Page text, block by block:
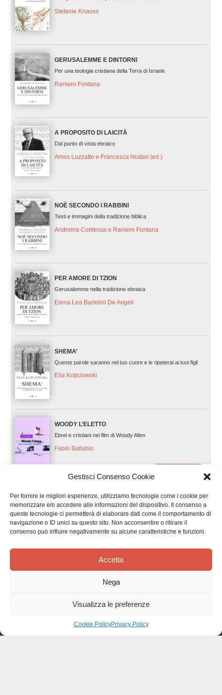
Gestisci Consenso Cookie
Per fornire le migliori esperienze, utilizziamo tecnologie come i cookie per
memorizzare e/o accedere alle informazioni del dispositivo. Il consenso a
queste tecnologie ci permetterà di elaborare dati come il comportamento di
navigazione o ID unici su questo sito. Non acconsentire o ritirare il
consenso può influire negativamente su alcune caratteristiche e funzioni.
Accetta
Nega
Visualizza le preferenze
Cookie PolicyPrivacy Policy
Stefanie Knauss
GERUSALEMME E DINTORNI
Per una teologia cristiana della Terra di Israele
Raniero Fontana
A PROPOSITO DI LAICITÀ
Dal punto di vista ebraico
Amos Luzzatto e Francesca Nodari (ed.)
NOÈ SECONDO I RABBINI
Testi e immagini della tradizione biblica
Andreina Contessa e Raniero Fontana
PER AMORE DI TZION
Gerusalemme nella tradizione ebraica
Elena Lea Bartolini De Angeli
SHEMA’
Queste parole saranno nel tuo cuore e le ripeterai ai tuoi figli
Elia Kopciowski
WOODY L’ELETTO
Ebrei e cristiani nei film di Woody Allen
Fabio Ballabio
Effatà Editrice di Pellegrino Paolo SAS
Via Tre Denti, 1 - 10060 Cantalupa (TO)
Telefono: (+39) 0121 353452 - Fax: (+39) 0121 353839